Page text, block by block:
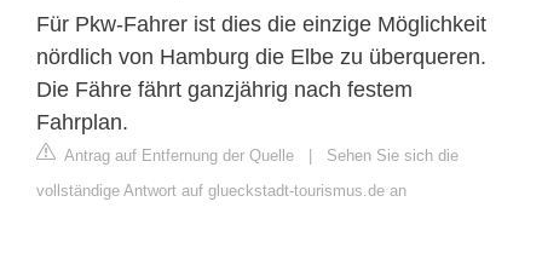
Für Pkw-Fahrer ist dies die einzige Möglichkeit
nördlich von Hamburg die Elbe zu überqueren.
Die Fähre fährt ganzjährig nach festem
Fahrplan.
Antrag auf Entfernung der Quelle
Sehen Sie sich die
vollständige Antwort auf glueckstadt-tourismus.de an